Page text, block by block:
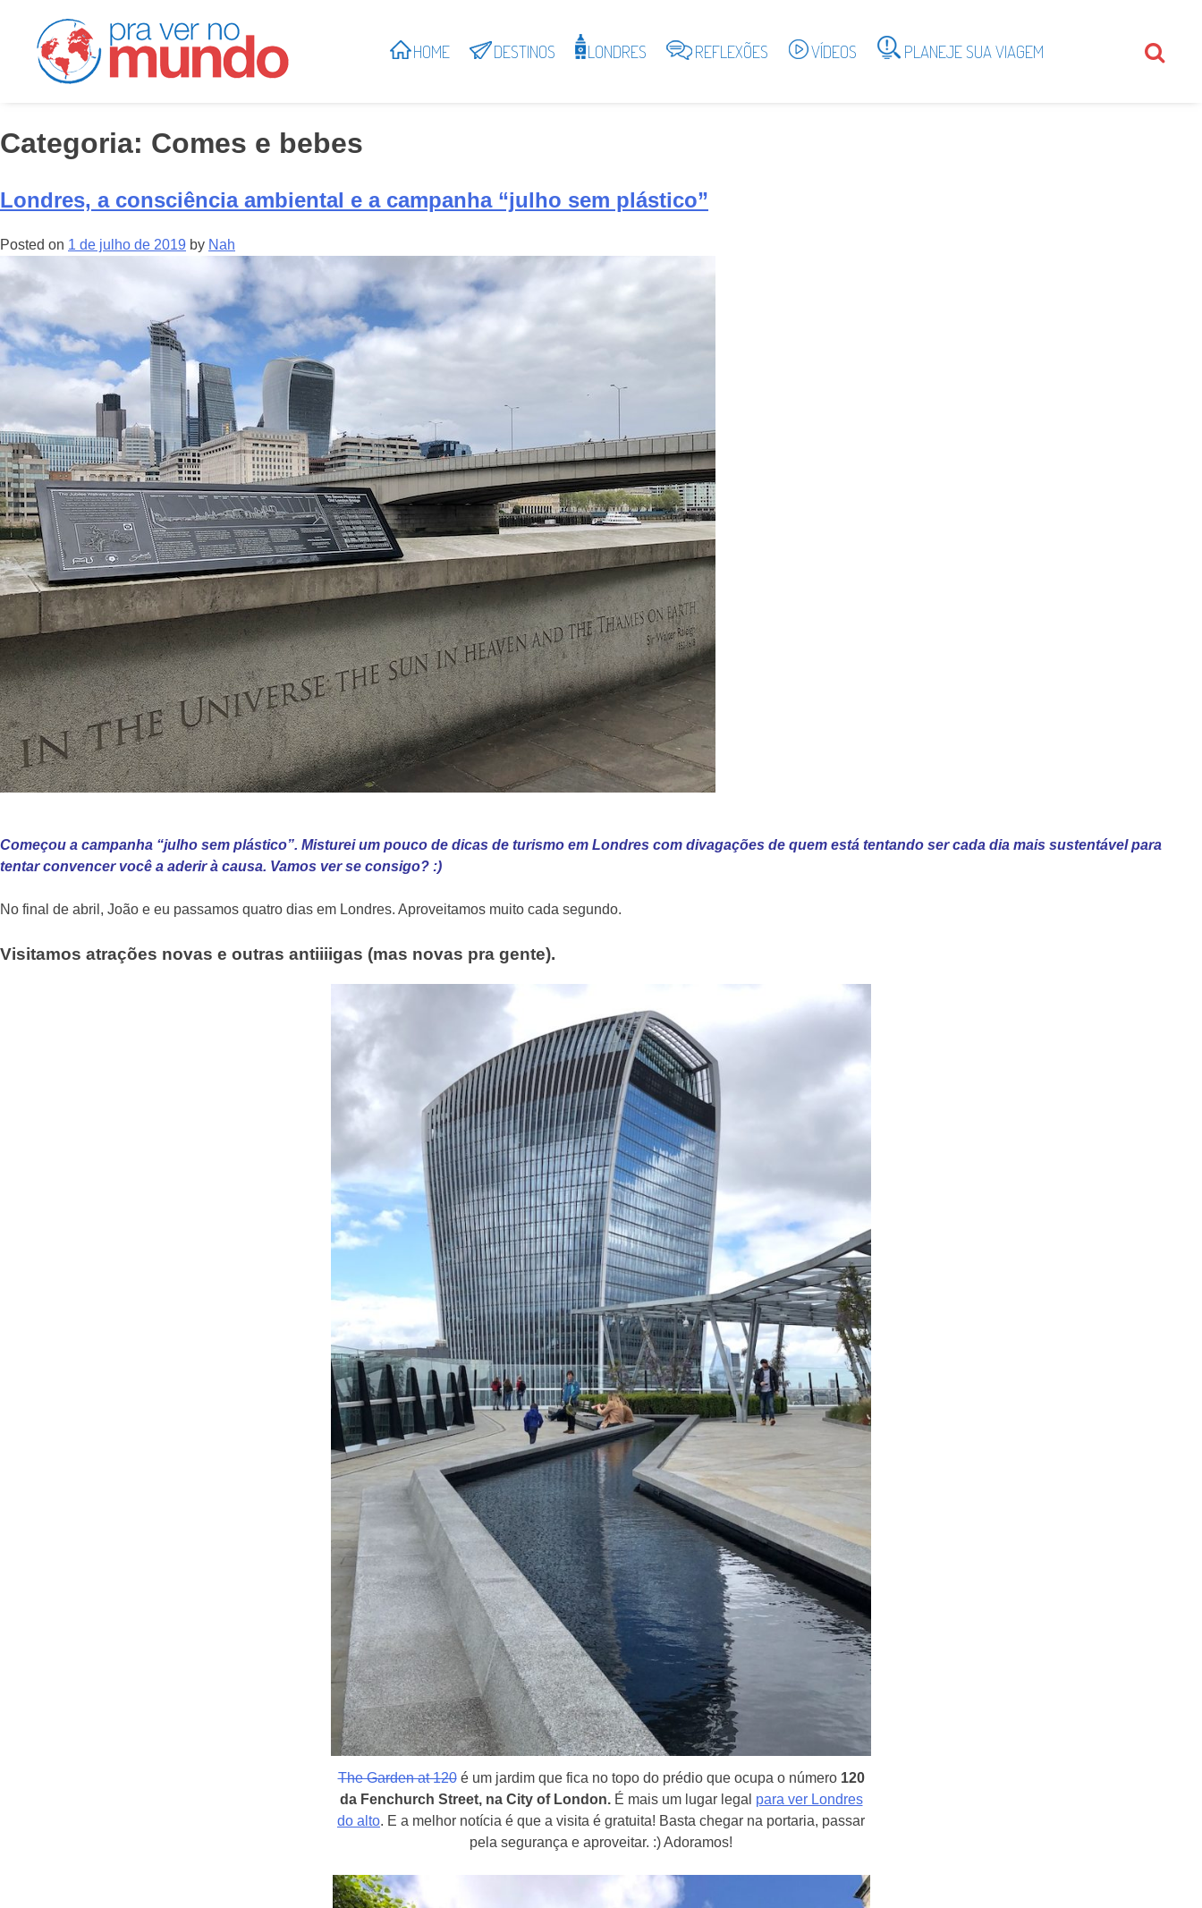
HOME DESTINOS LONDRES REFLEXÕES VÍDEOS PLANEJE SUA VIAGEM
Categoria: Comes e bebes
Londres, a consciência ambiental e a campanha “julho sem plástico”
Posted on 1 de julho de 2019 by Nah
Começou a campanha “julho sem plástico”. Misturei um pouco de dicas de turismo em Londres com divagações de quem está tentando ser cada dia mais sustentável para
tentar convencer você a aderir à causa. Vamos ver se consigo? :)
No final de abril, João e eu passamos quatro dias em Londres. Aproveitamos muito cada segundo.
Visitamos atrações novas e outras antiiiigas (mas novas pra gente).
The Garden at 120é um jardim que fica no topo do prédio que ocupa o número 120
da Fenchurch Street, na City of London.É mais um lugar legal para ver Londres
do alto. E a melhor notícia é que a visita é gratuita! Basta chegar na portaria, passar
pela segurança e aproveitar. :) Adoramos!